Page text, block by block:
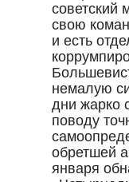
советский
свою
и есть
немалую
дни жарко
поводу
обретшей
января